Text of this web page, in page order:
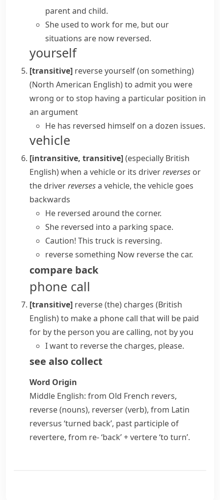
parent and child.
She used to work for me, but our
situations are now reversed.
yourself
[transitive] reverse yourself (on something)
(North American English)to admit you were
wrong or to stop having a particular position in
an argument
He has reversed himself on a dozen issues.
vehicle
[intransitive, transitive](especially British
English)when a vehicle or its driverreverses or
the driverreversesa vehicle, the vehicle goes
backwards
He reversed around the corner.
She reversed into a parking space.
Caution! This truck is reversing.
reverse something Now reverse the car.
compare back
phone call
[transitive] reverse (the) charges (British
English)to make a phone call that will be paid
for by the person you are calling, not by you
I want to reverse the charges, please.
see also collect
Word Origin
Middle English: from Old French revers,
reverse(nouns), reverser(verb), from Latin
reversus ‘turned back’, past participle of
revertere, from re-‘back’ +vertere‘to turn’.